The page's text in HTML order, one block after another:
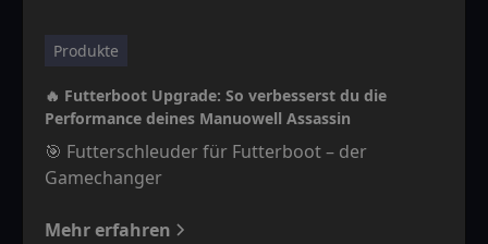
Produkte
🔥 Futterboot Upgrade: So verbesserst du die
Performance deines Manuowell Assassin
🎯 Futterschleuder für Futterboot – der
Gamechanger
Mehr erfahren